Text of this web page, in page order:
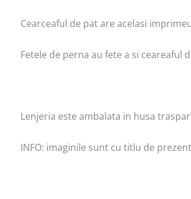
Cearceaful de pat are acelasi
Fetele de perna au fete a si ceareaful
Lenjeria este ambalata in husa
INFO: imaginile sunt cu titlu de